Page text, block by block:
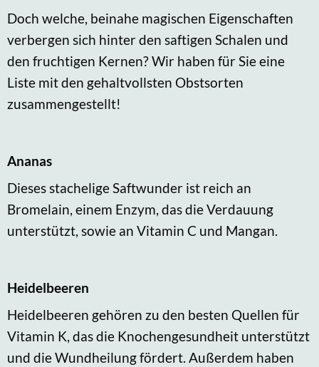
Doch welche, beinahe magischen Eigenschaften
verbergen sich hinter den saftigen Schalen und
den fruchtigen Kernen? Wir haben für Sie eine
Liste mit den gehaltvollsten Obstsorten
zusammengestellt!
Ananas
Dieses stachelige Saftwunder ist reich an
Bromelain, einem Enzym, das die Verdauung
unterstützt, sowie an Vitamin C und Mangan.
Heidelbeeren
Heidelbeeren gehören zu den besten Quellen für
Vitamin K, das die Knochengesundheit unterstützt
und die Wundheilung fördert. Außerdem haben